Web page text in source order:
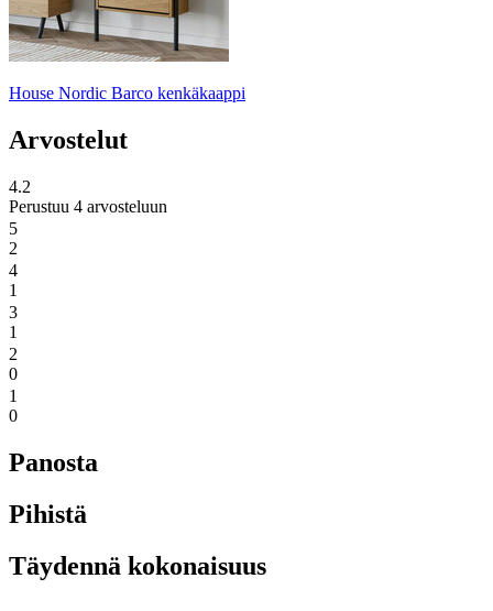
House Nordic Barco kenkäkaappi
Arvostelut
4.2
Perustuu 4 arvosteluun
5
2
4
1
3
1
2
0
1
0
Panosta
Pihistä
Täydennä kokonaisuus